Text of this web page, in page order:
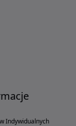
Indywidualnych